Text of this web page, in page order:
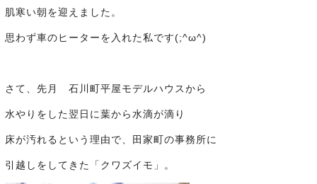
肌寒い朝を迎えました。
思わず車のヒーターを入れた私です(;^ω^)
さて、先月 石川町平屋モデルハウスから
水やりをした翌日に葉から水滴が滴り
床が汚れるという理由で、田家町の事務所に
引越しをしてきた「クワズイモ」。